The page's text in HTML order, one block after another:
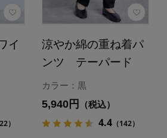
イ
）
涼やか綿の重ね着パ
ンツ テーパード
カラー：黒
5,940円 （税込）
4.4（142）